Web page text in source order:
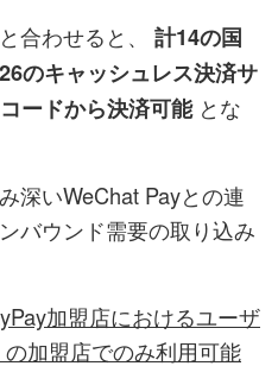
合わせると、 計14の国
のキャッシュレス決済サ
ードから決済可能とな
深いWeChat Payとの連
バウンド需要の取り込み
加盟店におけるユーザ
加盟店でのみ利用可能